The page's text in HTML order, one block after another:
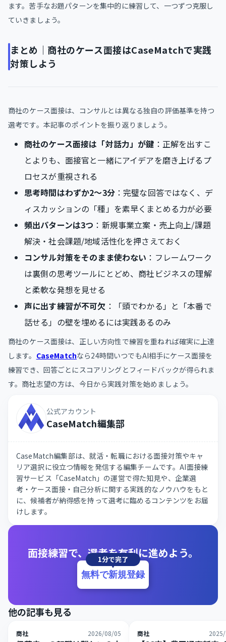
ます。苦手なお題パターンを集中的に練習して、一つずつ克服し
ていきましょう。
まとめ｜商社のケース面接はCaseMatchで実践
対策しよう
商社のケース面接は、コンサルとは異なる独自の評価基準を持つ
選考です。本記事のポイントを振り返りましょう。
商社のケース面接は「対話力」が鍵 ：正解を出すこ
とよりも、面接官と一緒にアイデアを磨き上げるプ
ロセスが重視される
思考時間はわずか2〜3分：完璧な回答ではなく、デ
ィスカッションの「種」を素早くまとめる力が必要
頻出パターンは3つ ：新規事業立案・売上向上/課題
解決・社会課題/地域活性化を押さえておく
コンサル対策をそのまま使わない ：フレームワーク
は裏側の思考ツールにとどめ、商社ビジネスの理解
と柔軟な発想を見せる
声に出す練習が不可欠 ：「頭でわかる」と「本番で
話せる」の壁を埋めるには実践あるのみ
商社のケース面接は、正しい方向性で練習を重ねれば確実に上達
します。 CaseMatchなら24時間いつでもAI相手にケース面接を
練習でき、回答ごとにスコアリングとフィードバックが得られま
す。商社志望の方は、今日から実践対策を始めましょう。
公式アカウント
CaseMatch編集部
CaseMatch編集部は、就活・転職における面接対策やキャ
リア選択に役立つ情報を発信する編集チームです。AI面接練
習サービス「CaseMatch」の運営で得た知見や、企業選
考・ケース面接・自己分析に関する実践的なノウハウをもと
に、候補者が納得感を持って選考に臨めるコンテンツをお届
けします。
面接練習で、選考を有利に進めよう。
1分で完了
無料で新規登録
他の記事も見る
商社 2026/08/05 商社